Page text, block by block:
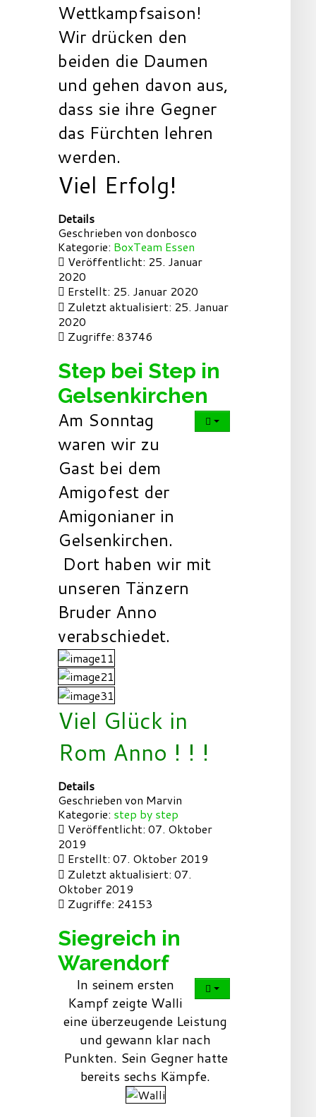
Wettkampfsaison!
Wir drücken den
beiden die Daumen
und gehen davon aus,
dass sie ihre Gegner
das Fürchten lehren
werden.
Viel Erfolg!
Details
Geschrieben vondonbosco
Kategorie: BoxTeam Essen
Veröffentlicht: 25. Januar
2020
Erstellt: 25. Januar 2020
Zuletzt aktualisiert: 25. Januar
2020
Zugriffe: 83746
Step bei Step in
Gelsenkirchen
Am Sonntag
waren wir zu
Gast bei dem
Amigofest der
Amigonianer in
Gelsenkirchen.
Dort haben wir mit
unseren Tänzern
Bruder Anno
verabschiedet.
Viel Glück in
Rom Anno ! ! !
Details
Geschrieben von Marvin
Kategorie: step by step
Veröffentlicht: 07. Oktober
2019
Erstellt: 07. Oktober 2019
Zuletzt aktualisiert: 07.
Oktober 2019
Zugriffe: 24153
Siegreich in
Warendorf
In seinem ersten
Kampf zeigte Walli
eine überzeugende Leistung
und gewann klar nach
Punkten. Sein Gegner hatte
bereits sechs Kämpfe.